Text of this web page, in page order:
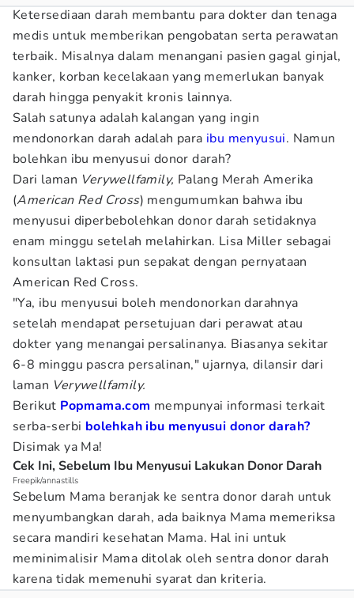
Ketersediaan darah membantu para dokter dan tenaga
medis untuk memberikan pengobatan serta perawatan
terbaik. Misalnya dalam menangani pasien gagal ginjal,
kanker, korban kecelakaan yang memerlukan banyak
darah hingga penyakit kronis lainnya.
Salah satunya adalah kalangan yang ingin
mendonorkan darah adalah para ibu menyusui. Namun
bolehkan ibu menyusui donor darah?
Dari laman Verywellfamily, Palang Merah Amerika
(American Red Cross) mengumumkan bahwa ibu
menyusui diperbebolehkan donor darah setidaknya
enam minggu setelah melahirkan. Lisa Miller sebagai
konsultan laktasi pun sepakat dengan pernyataan
American Red Cross.
"Ya, ibu menyusui boleh mendonorkan darahnya
setelah mendapat persetujuan dari perawat atau
dokter yang menangai persalinanya. Biasanya sekitar
6-8 minggu pascra persalinan," ujarnya, dilansir dari
laman Verywellfamily.
Berikut Popmama.com mempunyai informasi terkait
serba-serbi bolehkah ibu menyusui donor darah?
Disimak ya Ma!
Cek Ini, Sebelum Ibu Menyusui Lakukan Donor Darah
Freepik/annastills
Sebelum Mama beranjak ke sentra donor darah untuk
menyumbangkan darah, ada baiknya Mama memeriksa
secara mandiri kesehatan Mama. Hal ini untuk
meminimalisir Mama ditolak oleh sentra donor darah
karena tidak memenuhi syarat dan kriteria.